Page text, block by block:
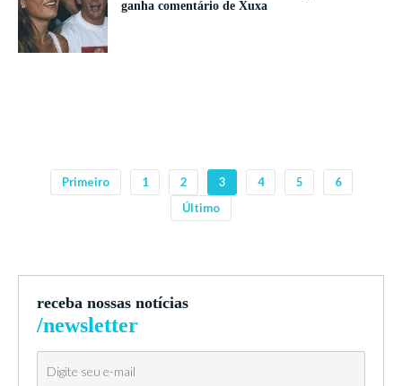
ganha comentário de Xuxa
Primeiro 1 2 3 4 5
6
Último
receba nossas notícias
/newsletter